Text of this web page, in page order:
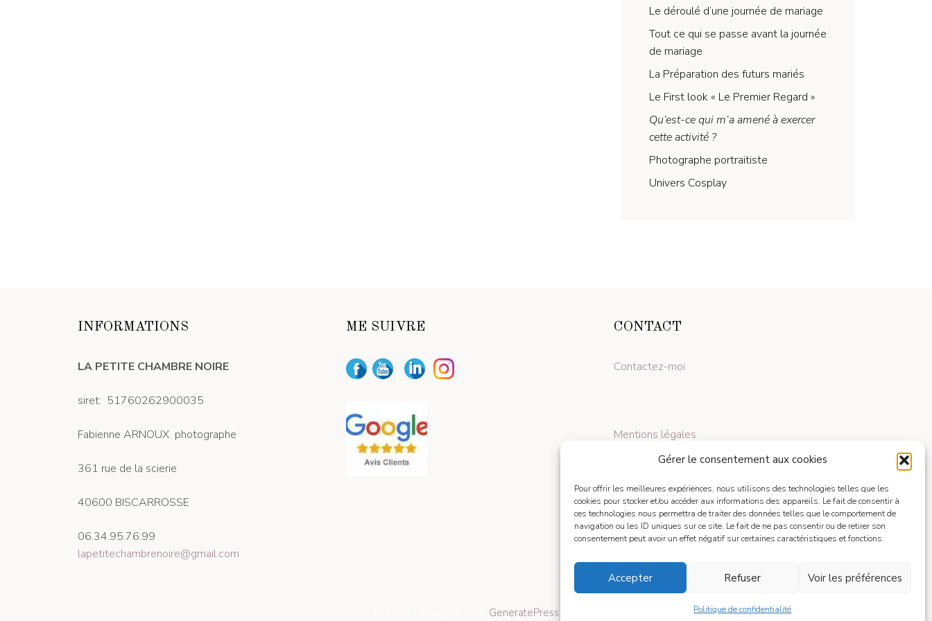
Gérer le consentement aux cookies
Pour offrir les meilleures expériences, nous utilisons des technologies telles que les
cookies pour stocker et/ou accéder aux informations des appareils. Le fait de consentir à
ces technologies nous permettra de traiter des données telles que le comportement de
navigation ou les ID uniques sur ce site. Le fait de ne pas consentir ou de retirer son
consentement peut avoir un effet négatif sur certaines caractéristiques et fonctions.
Accepter Refuser Voir les préférences
Politique de confidentialité
Le déroulé d’une journée de mariage
Tout ce qui se passe avant la journée
de mariage
La Préparation des futurs mariés
Le First look « Le Premier Regard »
Qu’est-ce qui m’a amené à exercer
cette activité ?
Photographe portraitiste
Univers Cosplay
INFORMATIONS
LA PETITE CHAMBRE NOIRE
siret: 51760262900035
Fabienne ARNOUX photographe
361 rue de la scierie
40600 BISCARROSSE
06.34.95.76.99
lapetitechambrenoire@gmail.com
ME SUIVRE CONTACT
Contactez-moi
Mentions légales
GeneratePress